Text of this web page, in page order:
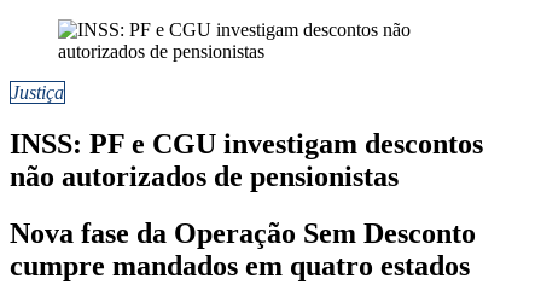
Justiça
INSS: PF e CGU investigam descontos
não autorizados de pensionistas
Nova fase da Operação Sem Desconto
cumpre mandados em quatro estados